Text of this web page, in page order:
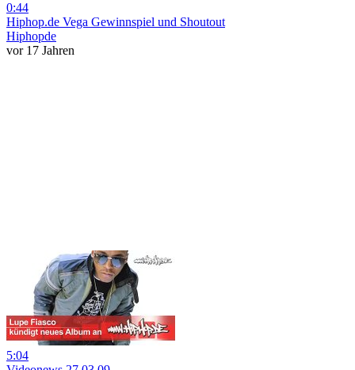
0:44
Hiphop.de Vega Gewinnspiel und Shoutout
Hiphopde
vor 17 Jahren
5:04